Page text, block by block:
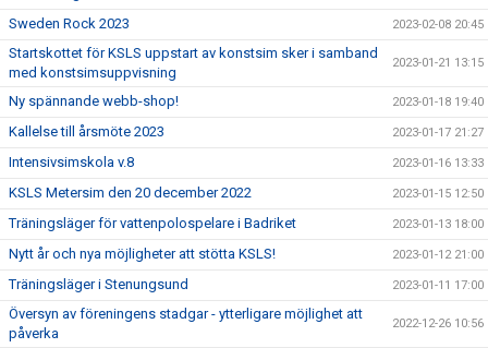
Sweden Rock 2023 2023-02-08 20:45
Startskottet för KSLS uppstart av konstsim sker i samband
med konstsimsuppvisning
2023-01-21 13:15
Ny spännande webb-shop! 2023-01-18 19:40
Kallelse till årsmöte 2023 2023-01-17 21:27
Intensivsimskola v.8 2023-01-16 13:33
KSLS Metersim den 20 december 2022 2023-01-15 12:50
Träningsläger för vattenpolospelare i Badriket 2023-01-13 18:00
Nytt år och nya möjligheter att stötta KSLS! 2023-01-12 21:00
Träningsläger i Stenungsund 2023-01-11 17:00
Översyn av föreningens stadgar - ytterligare möjlighet att
påverka
2022-12-26 10:56